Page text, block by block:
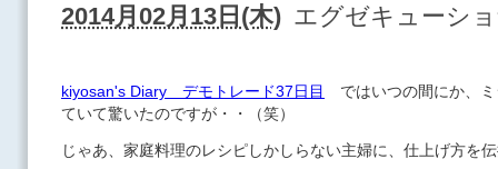
2014月02月13日(木) エグゼキューシ
kiyosan's Diary デモトレード37日目
ではいつの間にか、ミ
ていて驚いたのですが・・（笑）
じゃあ、家庭料理のレシピしかしらない主婦に、仕上げ方を